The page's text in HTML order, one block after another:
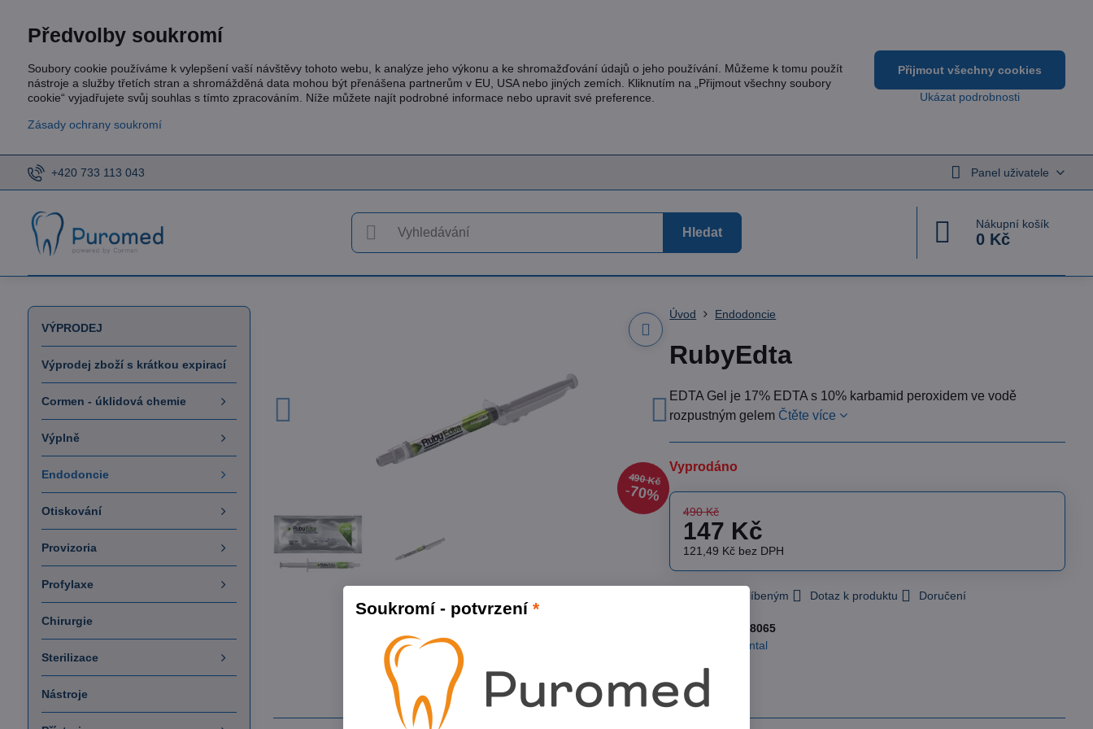
+420 733 113 043 Panel uživatele
Hledat
Nákupní košík
0 Kč
490 Kč
70%
Úvod Endodoncie
RubyEdta
EDTA Gel je 17% EDTA s 10% karbamid peroxidem ve vodě
rozpustným gelem Čtěte více
Vyprodáno
490 Kč
147 Kč
121,49 Kč bez DPH
Přidat k Oblíbeným Dotaz k produktu Doručení
Skladové číslo:8065
Incidental
Popis
VÝPRODEJ
Výprodej zboží s krátkou expirací
Cormen - úklidová chemie
Výplně
Endodoncie
Otiskování
Provizoria
Profylaxe
Chirurgie
Sterilizace
Nástroje
Předvolby soukromí
Soubory cookie používáme k vylepšení vaší návštěvy tohoto webu, k analýze jeho výkonu a ke shromažďování údajů o jeho používání. Můžeme k tomu použít
nástroje a služby třetích stran a shromážděná data mohou být přenášena partnerům v EU, USA nebo jiných zemích. Kliknutím na „Přijmout všechny soubory
cookie“ vyjadřujete svůj souhlas s tímto zpracováním. Níže můžete najít podrobné informace nebo upravit své preference.
Zásady ochrany soukromí
Ukázat podrobnosti
Přijmout všechny cookies
Soukromí - potvrzení *